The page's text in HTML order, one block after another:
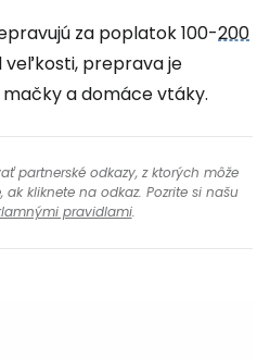
za poplatok 100-200
veľkosti, preprava je
a domáce vtáky.
partnerské odkazy, z ktorých môže
kliknete na odkaz. Pozrite si našu
pravidlami.